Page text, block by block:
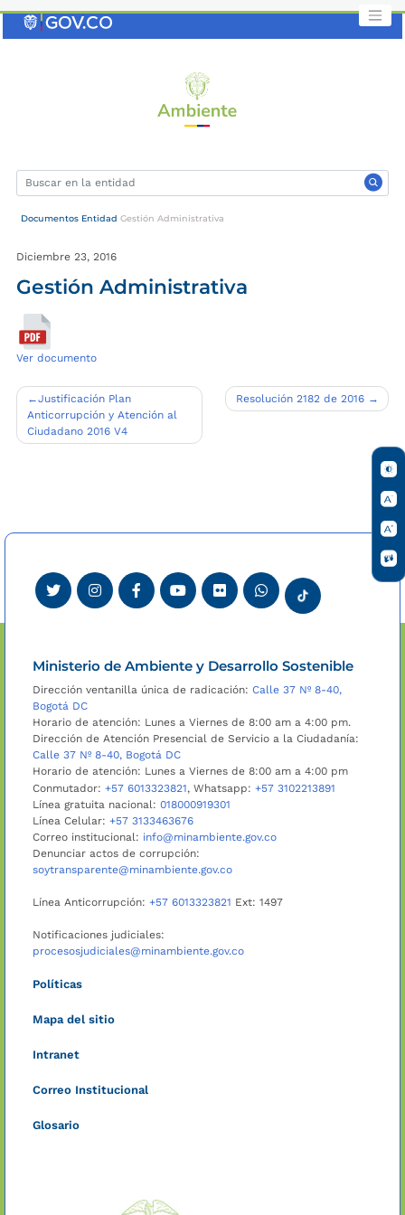
Documentos Entidad Gestión Administrativa
Diciembre 23, 2016
Gestión Administrativa
Ver documento
Navegación
de
entradas
Justificación Plan
Anticorrupción y Atención al
Ciudadano 2016 V4
Resolución 2182 de 2016
Ministerio de Ambiente y Desarrollo Sostenible
Dirección ventanilla única de radicación: Calle 37 Nº 8-40,
Bogotá DC
Horario de atención: Lunes a Viernes de 8:00 am a 4:00 pm.
Dirección de Atención Presencial de Servicio a la Ciudadanía:
Calle 37 Nº 8-40, Bogotá DC
Horario de atención: Lunes a Viernes de 8:00 am a 4:00 pm
Conmutador: +57 6013323821, Whatsapp: +57 3102213891
Línea gratuita nacional: 018000919301
Línea Celular: +57 3133463676
Correo institucional: info@minambiente.gov.co
Denunciar actos de corrupción:
soytransparente@minambiente.gov.co
Línea Anticorrupción: +57 6013323821 Ext: 1497
Notificaciones judiciales:
procesosjudiciales@minambiente.gov.co
Políticas
Mapa del sitio
Intranet
Correo Institucional
Glosario